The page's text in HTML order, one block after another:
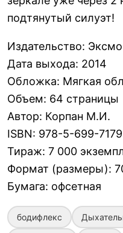
подтянутый силуэт!
Издательство: Эксмо
Дата выхода: 2014
Обложка: Мягкая
Объем: 64 страницы
Автор: Корпан М.И.
ISBN: 978-5-699-
Тираж: 7 000
Формат (размеры):
Бумага: офсетная
бодифлекс